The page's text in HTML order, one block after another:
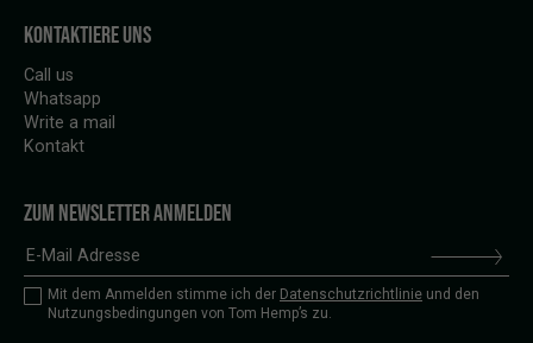
KONTAKTIERE UNS
Call us
Whatsapp
Write a mail
Kontakt
ZUM NEWSLETTER ANMELDEN
Mit dem Anmelden stimme ich der Datenschutzrichtlinie und den
Nutzungsbedingungen von Tom Hemp’s zu.